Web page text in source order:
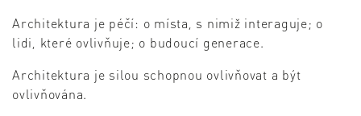
Architektura je péčí: o místa, s nimiž interaguje; o
lidi, které ovlivňuje; o budoucí generace.
Architektura je silou schopnou ovlivňovat a být
ovlivňována.